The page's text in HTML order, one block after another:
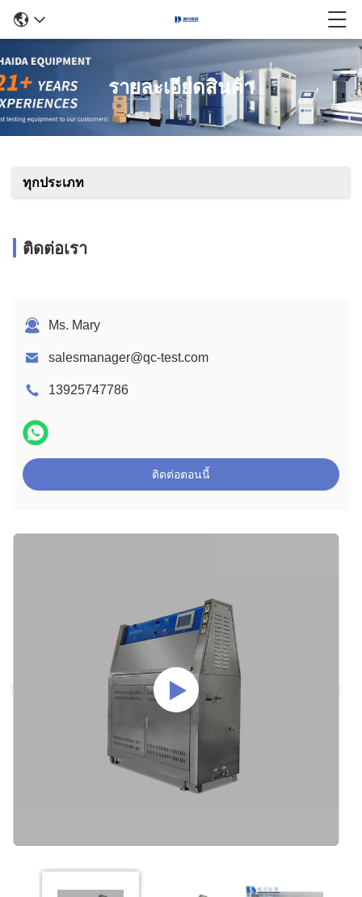
รายละเอียดสินค้า
ทุกประเภท
ติดต่อเรา
Ms. Mary
salesmanager@qc-test.com
13925747786
ติดต่อตอนนี้